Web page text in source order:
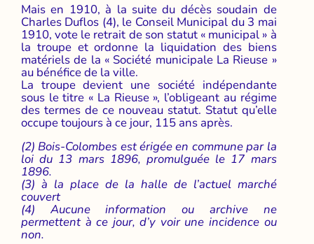
Mais en 1910, à la suite du décès soudain de
Charles Duflos (4), le Conseil Municipal du 3 mai
1910, vote le retrait de son statut « municipal » à
la troupe et ordonne la liquidation des biens
matériels de la « Société municipale La Rieuse »
au bénéfice de la ville.
La troupe devient une société indépendante
sous le titre « La Rieuse », l’obligeant au régime
des termes de ce nouveau statut. Statut qu’elle
occupe toujours à ce jour, 115 ans après.
(2) Bois-Colombes est érigée en commune par la
loi du 13 mars 1896, promulguée le 17 mars
1896.
(3) à la place de la halle de l’actuel marché
couvert
(4) Aucune information ou archive ne
permettent à ce jour, d’y voir une incidence ou
non.